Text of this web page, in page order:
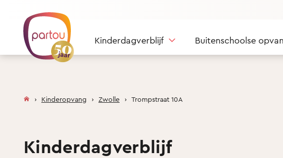
Kinderdagverblijf Buitenschoolse
Kinderopvang Zwolle Trompstraat 10A
Kinderdagverblijf